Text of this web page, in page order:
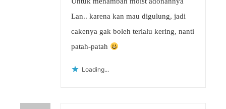
Lan.. karena kan mau digulung, jadi
cakenya gak boleh terlalu kering, nanti
patah-patah
Loading...